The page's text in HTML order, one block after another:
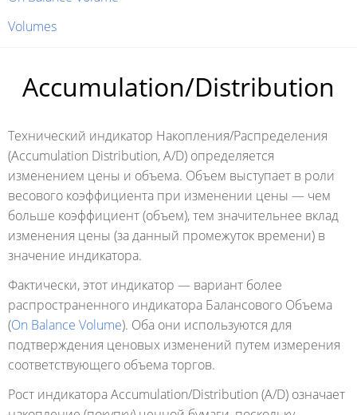
Volumes
Accumulation/Distribution
Технический индикатор Накопления/Распределения
(Accumulation Distribution, A/D) определяется
изменением цены и объема. Объем выступает в роли
весового коэффициента при изменении цены — чем
больше коэффициент (объем), тем значительнее вклад
изменения цены (за данный промежуток времени) в
значение индикатора.
Фактически, этот индикатор — вариант более
распространенного индикатора Балансового Объема
(On Balance Volume). Оба они используются для
подтверждения ценовых изменений путем измерения
соответствующего объема торгов.
Рост индикатора Accumulation/Distribution (A/D) означает